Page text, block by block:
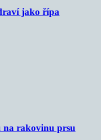
jako řípa
na rakovinu prsu